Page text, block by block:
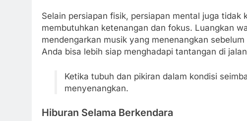
Selain persiapan fisik, persiapan mental juga
membutuhkan ketenangan dan fokus. Luangkan
mendengarkan musik yang menenangkan
Anda bisa lebih siap menghadapi tantangan di
Ketika tubuh dan pikiran dalam kondisi
menyenangkan.
Hiburan Selama Berkendara